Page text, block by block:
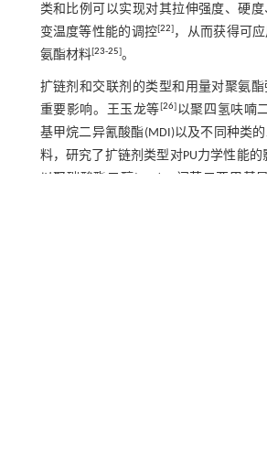
类和比例可以实现对其拉伸强度、硬
变温度等性能的调控[22] ，从而获得可
氨酯材料[23-25]。
扩链剂和交联剂的类型和用量对聚氨
重要影响。王玉龙等[26] 以聚四氢呋喃
基甲烷二异氰酸酯(MDI)以及不同种类
料，研究了扩链剂类型对PU力学性能